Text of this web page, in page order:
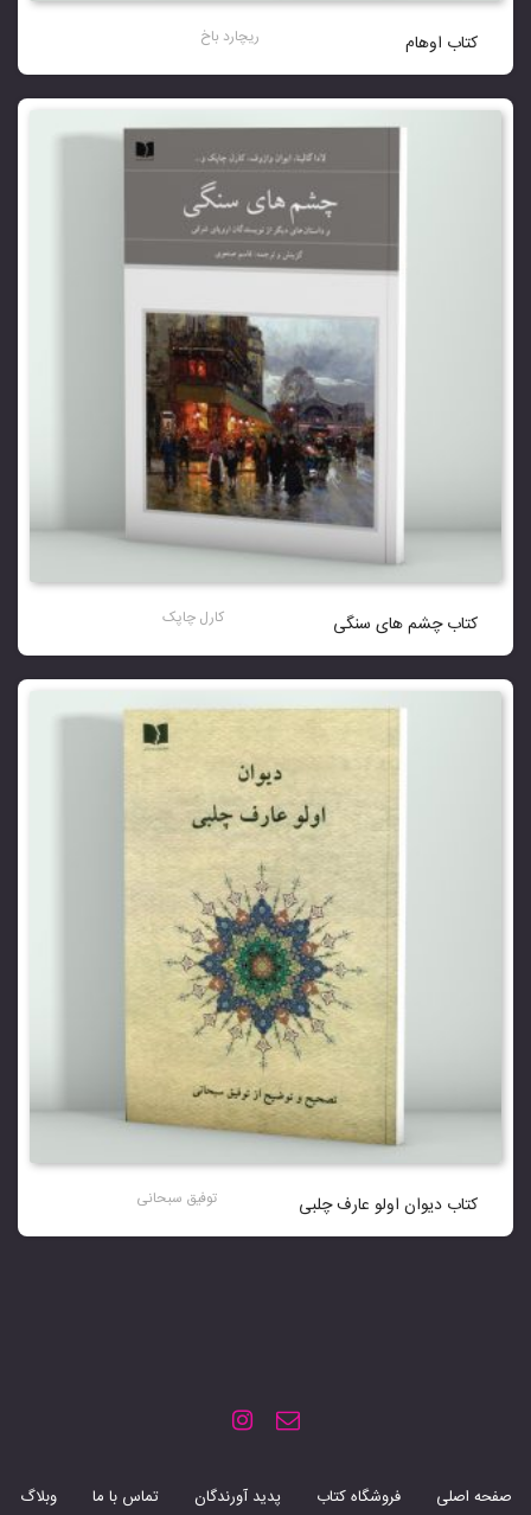
کتاب اوهام ریچارد باخ
کتاب چشم های سنگی کارل چاپک
کتاب دیوان اولو عارف چلبی توفیق سبحانی
صفحه اصلی فروشگاه کتاب پدید آورندگان تماس با ما وبلاگ